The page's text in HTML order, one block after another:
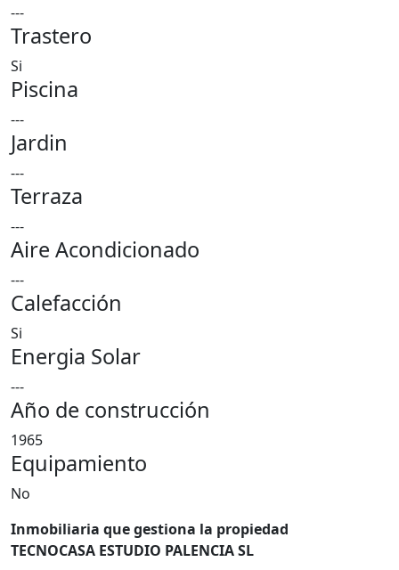
---
Trastero
Si
Piscina
---
Jardin
---
Terraza
---
Aire Acondicionado
---
Calefacción
Si
Energia Solar
---
Año de construcción
1965
Equipamiento
No
Inmobiliaria que gestiona la propiedad
TECNOCASA ESTUDIO PALENCIA SL